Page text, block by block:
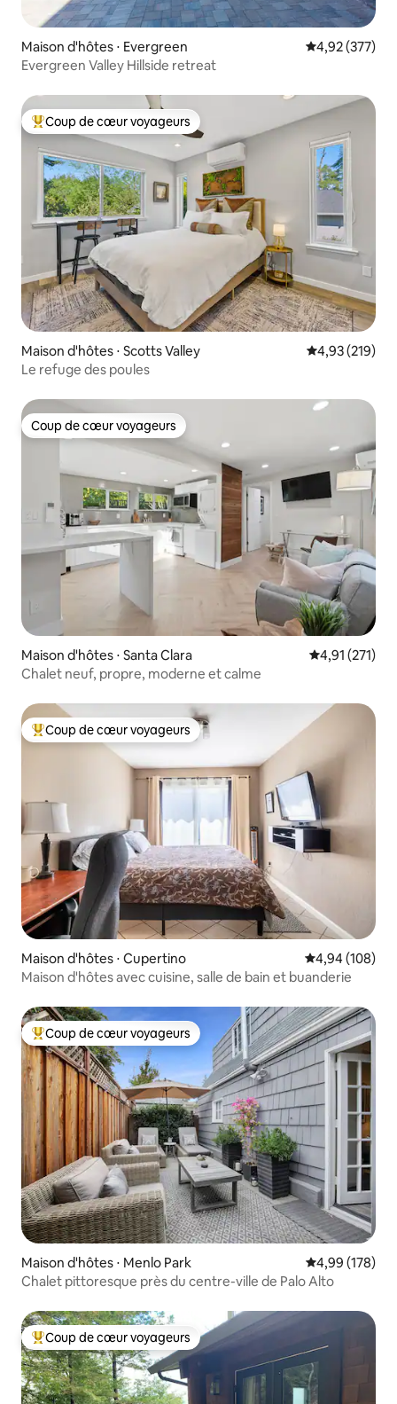
Maison d'hôtes ⋅ Evergreen Évaluation
4,92 (377)
Evergreen Valley Hillside retreat
Coups de cœur voyageurs les plus appréciés
Coup de cœur voyageurs
Maison d'hôtes ⋅ Scotts Valley Évaluation
4,93 (219)
Le refuge des poules
Coup de cœur voyageurs
Coup de cœur voyageurs
Maison d'hôtes ⋅ Santa Clara Évaluation
4,91 (271)
Chalet neuf, propre, moderne et calme
Coups de cœur voyageurs les plus appréciés
Coup de cœur voyageurs
Maison d'hôtes ⋅ Cupertino Évaluation
4,94 (108)
Maison d'hôtes avec cuisine, salle de bain et buanderie
Coups de cœur voyageurs les plus appréciés
Coup de cœur voyageurs
Maison d'hôtes ⋅ Menlo Park Évaluation
4,99 (178)
Chalet pittoresque près du centre-ville de Palo Alto
Coups de cœur voyageurs les plus appréciés
Coup de cœur voyageurs